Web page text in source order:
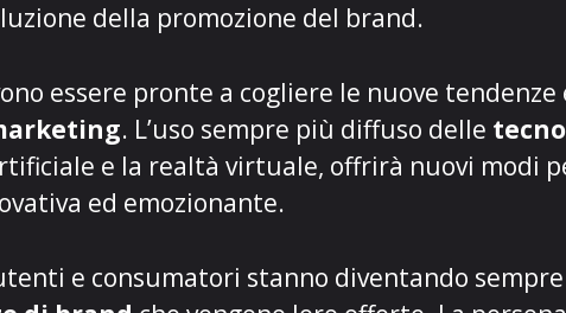
della promozione del brand.
essere pronte a cogliere le nuove
. L’uso sempre più diffuso delle
e la realtà virtuale, offrirà nuovi modi
ed emozionante.
e consumatori stanno diventando